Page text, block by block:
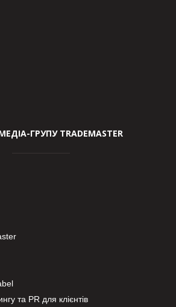
ГРУПУ TRADEMASTER
та PR для клієнтів